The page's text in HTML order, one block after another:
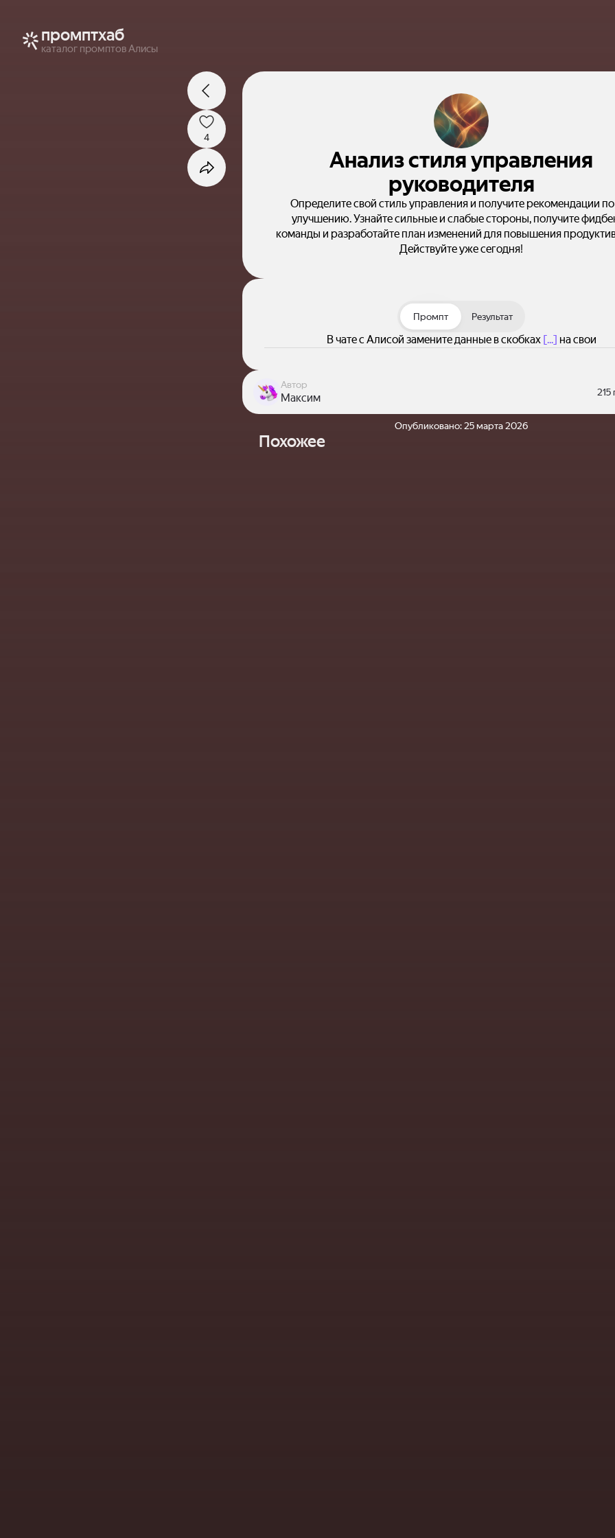
промптхаб
каталог промптов Алисы
Анализ стиля управления
руководителя
Определите свой стиль управления и получите рекомендации по
улучшению. Узнайте сильные и слабые стороны, получите
команды и разработайте план изменений для повышения
Действуйте уже сегодня!
4
Промпт Результат
В чате с Алисой замените данные в скобках [...] на свои
Автор
Максим 215
Опубликовано:25 марта 2026
Похожее